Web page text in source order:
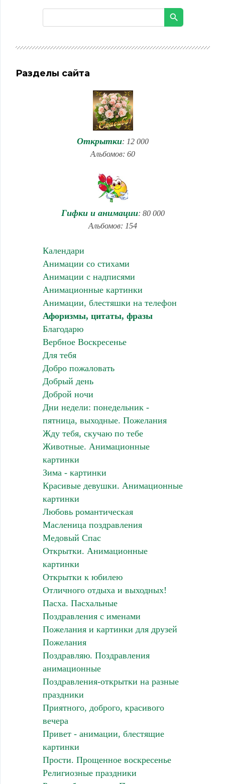
Разделы сайта
Открытки: 12 000
Альбомов: 60
Гифки и анимации: 80 000
Альбомов: 154
Календари
Анимации со стихами
Анимации с надписями
Анимационные картинки
Анимации, блестяшки на телефон
Афоризмы, цитаты, фразы
Благодарю
Вербное Воскресенье
Для тебя
Добро пожаловать
Добрый день
Доброй ночи
Дни недели: понедельник -
пятница, выходные. Пожелания
Жду тебя, скучаю по тебе
Животные. Анимационные
картинки
Зима - картинки
Красивые девушки. Анимационные
картинки
Любовь романтическая
Масленица поздравления
Медовый Спас
Открытки. Анимационные
картинки
Открытки к юбилею
Отличного отдыха и выходных!
Пасха. Пасхальные
Поздравления с именами
Пожелания и картинки для друзей
Пожелания
Поздравляю. Поздравления
анимационные
Поздравления-открытки на разные
праздники
Приятного, доброго, красивого
вечера
Привет - анимации, блестящие
картинки
Прости. Прощенное воскресенье
Религиозные праздники